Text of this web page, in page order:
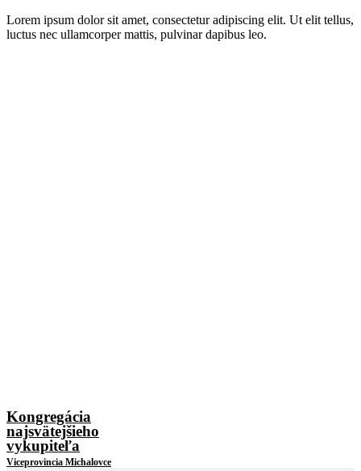
Lorem ipsum dolor sit amet, consectetur adipiscing elit. Ut elit tellus,
luctus nec ullamcorper mattis, pulvinar dapibus leo.
Kongregácia
najsvätejšieho
vykupiteľa
Viceprovincia Michalovce